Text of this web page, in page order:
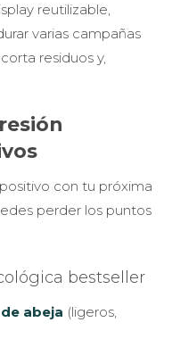
reutilizable,
varias campañas
residuos y,
con tu próxima
perder los puntos
bestseller
abeja (ligeros,